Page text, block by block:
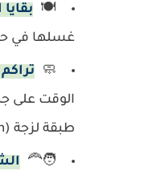
🍽️
غسلها في
🧼
الوقت على
طبقة لزجة (Soap Scum).
🧑‍🦰